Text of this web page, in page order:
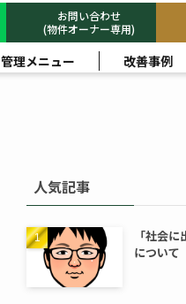
お問い合わせ
(物件オーナー専用)
管理メニュー 改善事例
人気記事
「社会
について